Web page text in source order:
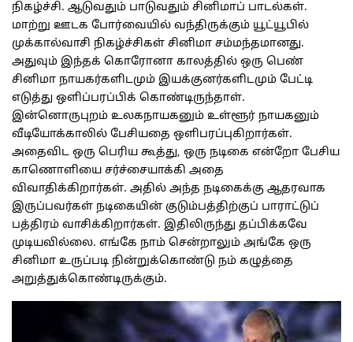
நிகழ்ச்சி. ஆடுவதும் பாடுவதும் சினிமாப் பாடல்கள்.
மாற்று ஊடக போர்வையில் வந்திருக்கும் யூட்யூபில்
முக்கால்வாசி நிகழ்ச்சிகள் சினிமா சம்மந்தமானது.
அதுவும் இந்தக் கொரோனா காலத்தில் ஒரு பெண்
சினிமா நாயகர்களிடமும் இயக்குனர்களிடமும் பேட்டி
எடுத்து ஒளிப்பரப்பிக் கொண்டிருந்தாள்.
இன்னொருபுறம் உலகநாயகனும் உள்ளூர் நாயகனும்
வீடியோக்காலில் பேசியதை ஒளிபரப்புகிறார்கள்.
அதைவிட ஒரு பெரிய கூத்து, ஒரு நடிகை என்றோ பேசிய
காணொளியை சர்ச்சையாக்கி அதை
விவாதிக்கிறார்கள். அதில் அந்த நடிகைக்கு ஆதரவாக
இருப்பவர்கள் நடிகையின் குடும்பத்திற்குப் பாராட்டுப்
பத்திரம் வாசிக்கிறார்கள். இதிலிருந்து தப்பிக்கவே
முடியவில்லை. எங்கே நாம் சென்றாலும் அங்கே ஒரு
சினிமா உருப்படி நின்றுக்கொண்டு நம் கழுத்தை
அறுத்துக்கொண்டிருக்கும்.